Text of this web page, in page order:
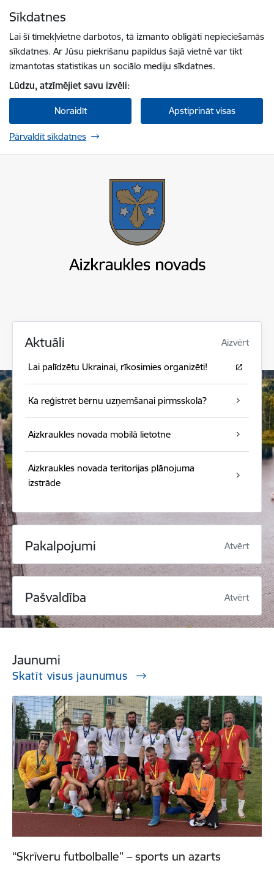
Sīkdatnes
Lai šī tīmekļvietne darbotos, tā izmanto obligāti nepieciešamās
sīkdatnes. Ar Jūsu piekrišanu papildus šajā vietnē var tikt
izmantotas statistikas un sociālo mediju sīkdatnes.
Lūdzu, atzīmējiet savu izvēli:
Noraidīt Apstiprināt visas
Pārvaldīt sīkdatnes
Aktuāli Aizvērt
Lai palīdzētu Ukrainai, rīkosimies organizēti!
Kā reģistrēt bērnu uzņemšanai pirmsskolā?
Aizkraukles novada mobilā lietotne
Aizkraukles novada teritorijas plānojuma
izstrāde
Pakalpojumi Atvērt
Pašvaldība Atvērt
Jaunumi
Skatīt visus jaunumus
“Skrīveru futbolballe” – sports un azarts